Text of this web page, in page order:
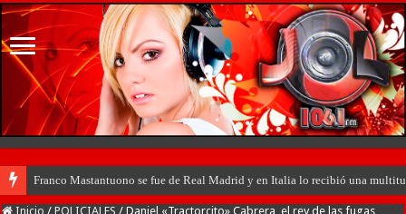
Franco Mastantuono se fue de Real Madrid y en Italia lo recibió una
Inicio / POLICIALES / Daniel «Tractorcito» Cabrera, el rey de las fugas,